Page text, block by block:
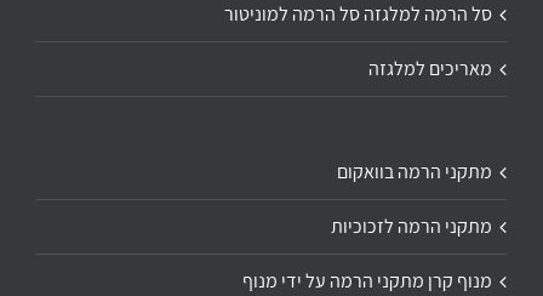
סל הרמה למלגזה סל הרמה למוניטור
מאריכים למלגזה
מתקני הרמה בוואקום
מתקני הרמה לזכוכיות
מנוף קרן מתקני הרמה על ידי מנוף